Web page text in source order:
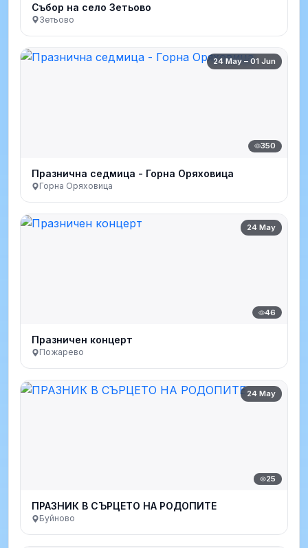
Събор на село Зетьово
Зетьово
24 May – 01 Jun
350
Празнична седмица - Горна Оряховица
Горна Оряховица
24 May
46
Празничен концерт
Пожарево
24 May
25
ПРАЗНИК В СЪРЦЕТО НА РОДОПИТЕ
Буйново